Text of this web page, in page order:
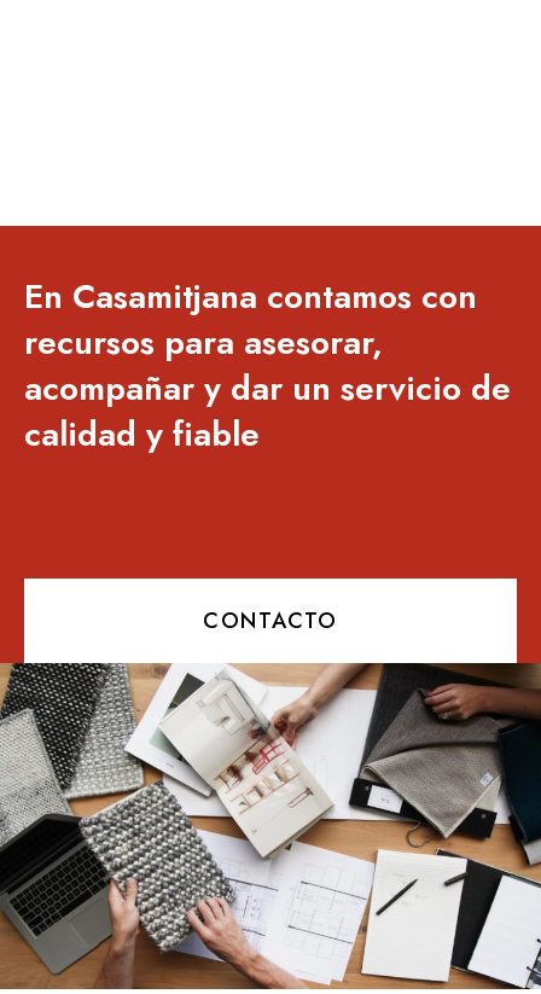
En Casamitjana contamos con
recursos para asesorar,
acompañar y dar un servicio de
calidad y fiable
CONTACTO